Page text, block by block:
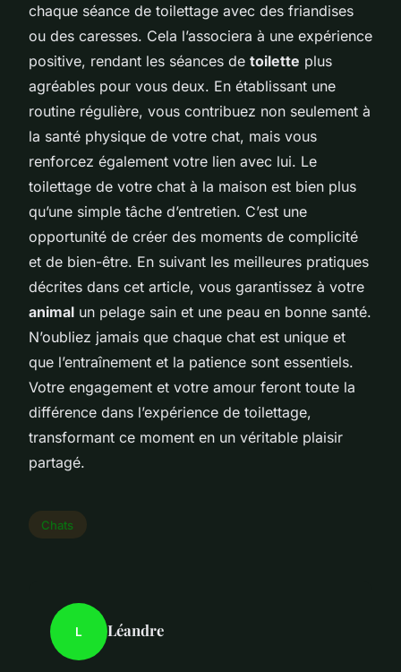
chaque séance de toilettage avec des friandises
ou des caresses. Cela l’associera à une expérience
positive, rendant les séances de toilette plus
agréables pour vous deux. En établissant une
routine régulière, vous contribuez non seulement à
la santé physique de votre chat, mais vous
renforcez également votre lien avec lui. Le
toilettage de votre chat à la maison est bien plus
qu’une simple tâche d’entretien. C’est une
opportunité de créer des moments de complicité
et de bien-être. En suivant les meilleures pratiques
décrites dans cet article, vous garantissez à votre
animal un pelage sain et une peau en bonne santé.
N’oubliez jamais que chaque chat est unique et
que l’entraînement et la patience sont essentiels.
Votre engagement et votre amour feront toute la
différence dans l’expérience de toilettage,
transformant ce moment en un véritable plaisir
partagé.
Chats
L Léandre